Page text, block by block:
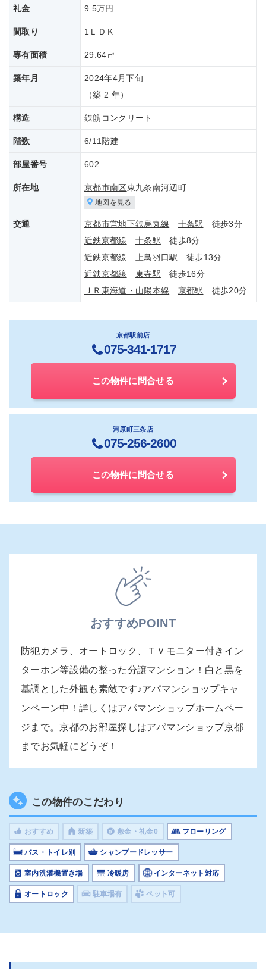
礼金 9.5万円
間取り 1ＬＤＫ
専有面積 29.64㎡
築年月
2024年4月下旬
（築 2 年）
構造 鉄筋コンクリート
階数 6/11階建
部屋番号 602
所在地 京都市南区東九条南河辺町
地図を見る
交通 京都市営地下鉄烏丸線 十条駅 徒歩3分
近鉄京都線
十条駅 徒歩8分
近鉄京都線
上鳥羽口駅 徒歩13分
近鉄京都線
東寺駅 徒歩16分
ＪＲ東海道・山陽本線
京都駅 徒歩20分
京都駅前店
075-341-1717
この物件に問合せる
河原町三条店
075-256-2600
この物件に問合せる
おすすめPOINT
防犯カメラ、オートロック、ＴＶモニター付きイン
ターホン等設備の整った分譲マンション！白と黒を
基調とした外観も素敵です♪アパマンショップキャ
ンペーン中！詳しくはアパマンショップホームペー
ジまで。京都のお部屋探しはアパマンショップ京都
までお気軽にどうぞ！
この物件のこだわり
おすすめ 新築 敷金・礼金0 フローリング
バス・トイレ別 シャンプードレッサー
室内洗濯機置き場 冷暖房 インターネット対応
オートロック 駐車場有 ペット可